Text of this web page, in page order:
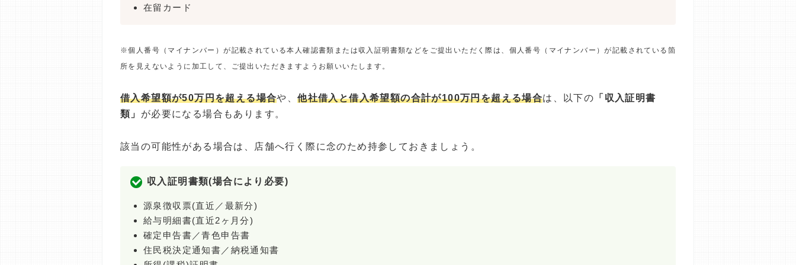
在留カード
※個人番号（マイナンバー）が記載されている本人確認書類または収入証明書類などをご提出いただく際は、個人番号（マイナンバー）が記載されている箇
所を見えないように加工して、ご提出いただきますようお願いいたします。
借入希望額が50万円を超える場合や、他社借入と借入希望額の合計が100万円を超える場合は、以下の 「収入証明書
類」 が必要になる場合もあります。
該当の可能性がある場合は、店舗へ行く際に念のため持参しておきましょう。
収入証明書類(場合により必要)
源泉徴収票(直近／最新分)
給与明細書(直近2ヶ月分)
確定申告書／青色申告書
住民税決定通知書／納税通知書